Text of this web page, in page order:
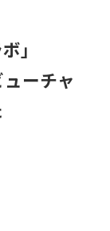
」
ーチャ